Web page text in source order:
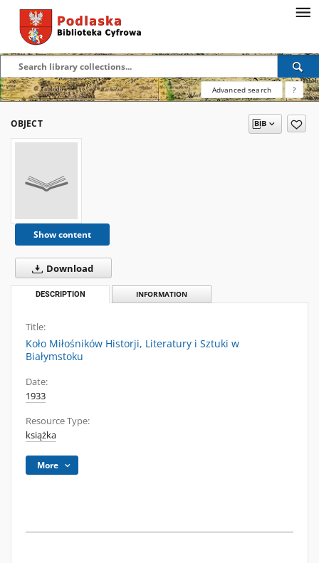
Advanced search ?
OBJECT
Show content
Download
DESCRIPTION INFORMATION
Title:
Koło Miłośników Historji, Literatury i Sztuki w
Białymstoku
Date:
1933
Resource Type:
książka
More